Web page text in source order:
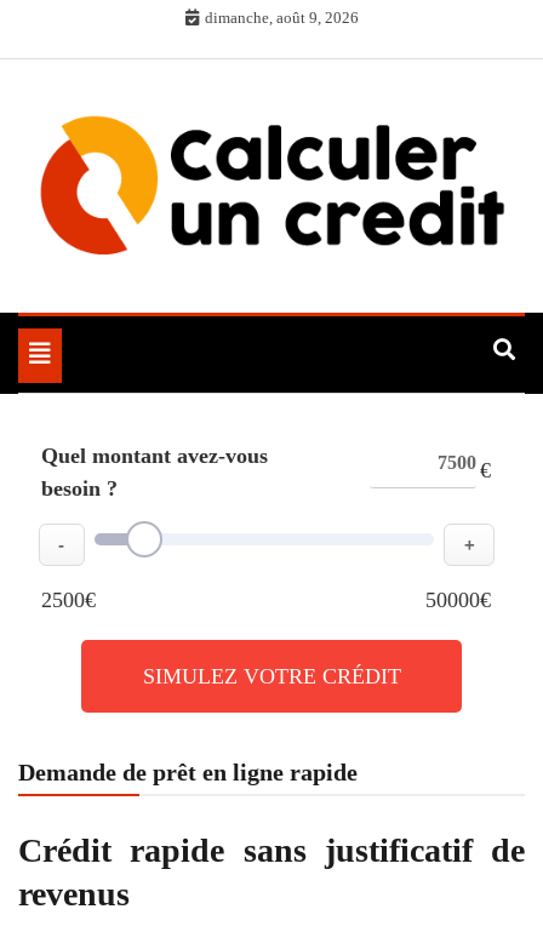
dimanche, août 9, 2026
Toggle
navigation
Quel montant avez-vous
besoin ?
€
- +
2500€ 50000€
SIMULEZ VOTRE CRÉDIT
Demande de prêt en ligne rapide
Crédit rapide sans justificatif de
revenus